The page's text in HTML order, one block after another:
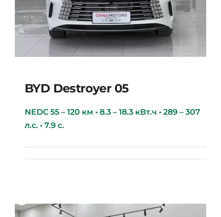
BYD Destroyer 05
BYD Destroyer 05
NEDC 55 – 120 км • 8.3 – 18.3 кВт.ч • 289 – 307
л.с. • 7.9 с.